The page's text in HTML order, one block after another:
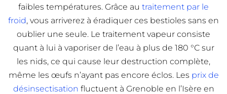
faibles températures. Grâce au traitement par le
froid, vous arriverez à éradiquer ces bestioles sans en
oublier une seule. Le traitement vapeur consiste
quant à lui à vaporiser de l’eau à plus de 180 °C sur
les nids, ce qui cause leur destruction complète,
même les œufs n’ayant pas encore éclos. Les prix de
désinsectisation fluctuent à Grenoble en l’Isère en